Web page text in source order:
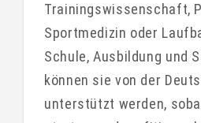
Trainingswissenschaft,
Sportmedizin oder
Schule, Ausbildung und
können sie von der
unterstützt werden,